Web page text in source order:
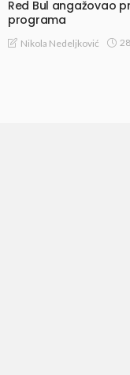
Red Bul angažovao
programa
Nikola Nedeljković